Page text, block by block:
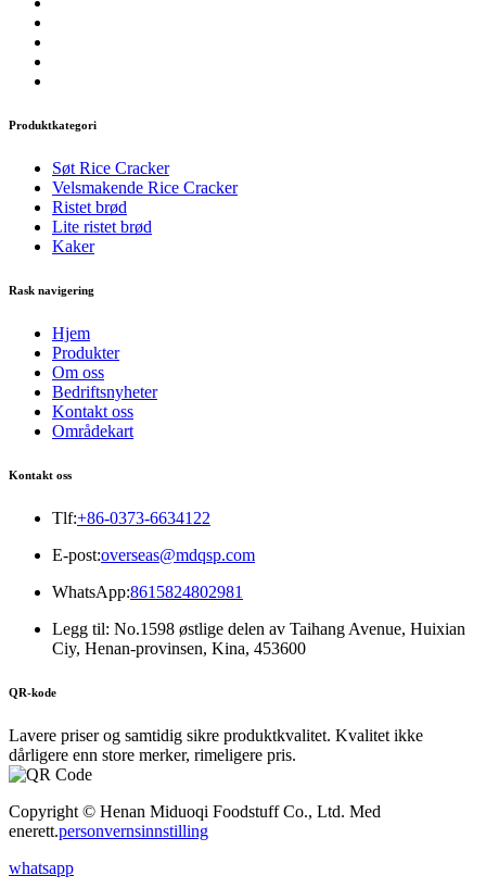
Produktkategori
Søt Rice Cracker
Velsmakende Rice Cracker
Ristet brød
Lite ristet brød
Kaker
Rask navigering
Hjem
Produkter
Om oss
Bedriftsnyheter
Kontakt oss
Områdekart
Kontakt oss
Tlf:+86-0373-6634122
E-post:overseas@mdqsp.com
WhatsApp:8615824802981
Legg til: No.1598 østlige delen av Taihang Avenue, Huixian
Ciy, Henan-provinsen, Kina, 453600
QR-kode
Lavere priser og samtidig sikre produktkvalitet. Kvalitet ikke
dårligere enn store merker, rimeligere pris.
Copyright © Henan Miduoqi Foodstuff Co., Ltd. Med
enerett.personvernsinnstilling
whatsapp